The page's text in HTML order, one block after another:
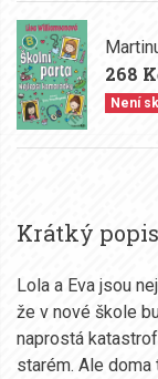
268
Není
Krátký popis
Lola a Eva jsou
že v nové škole
naprostá
starém. Ale